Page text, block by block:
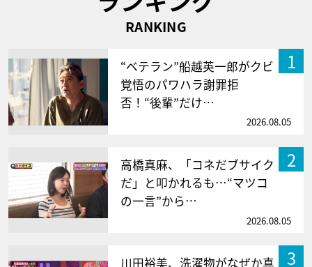
RANKING
1
“ベテラン”船越英一郎がクビ
覚悟のパワハラ謝罪拒
否！“後輩”だけ…
2026.08.05
2
高橋真麻、「コネだブサイク
だ」と叩かれるも…“マツコ
の一言”から…
2026.08.05
3
川田裕美、洗濯物がなぜか真